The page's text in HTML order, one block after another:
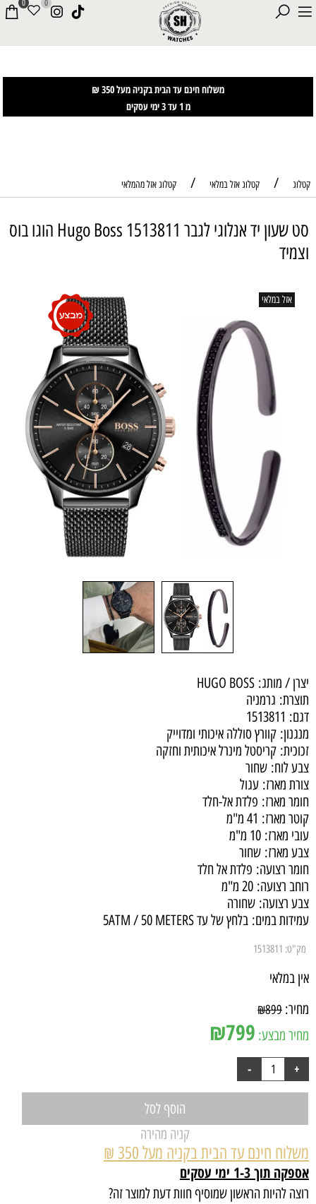
משלוח חינם עד הבית בקניה מעל 350 ₪
מ 1 עד 3 ימי עסקים
0 0
קטלוג / קטלוג אזל במלאי / קטלוג אזל מהמלאי
סט שעון יד אנלוגי לגבר 1513811 Hugo Boss הוגו בוס
וצמיד
אזל במלאי
יצרן / מותג: HUGO BOSS
תוצרת: גרמניה
דגם: 1513811
מנגנון: קוורץ סוללה איכותי ומדוייק
זכוכית: קריסטל מינרל איכותית וחזקה
צבע לוח: שחור
צורת מארז: עגול
חומר מארז: פלדת אל-חלד
קוטר מארז: 41 מ"מ
עובי מארז: 10 מ"מ
צבע מארז: שחור
חומר רצועה: פלדת אל חלד
רוחב רצועה: 20 מ"מ
צבע רצועה: שחורה
עמידות במים: בלחץ של עד 5ATM / 50 METERS
מק"ט: 1513811
אין במלאי
מחיר:
₪899
מחיר מבצע: ₪799
הוסף לסל
קניה מהירה
משלוח חינם עד הבית בקניה מעל 350 ₪
אספקה תוך 1-3 ימי עסקים
רוצה להיות הראשון שמוסיף חוות דעת למוצר זה?